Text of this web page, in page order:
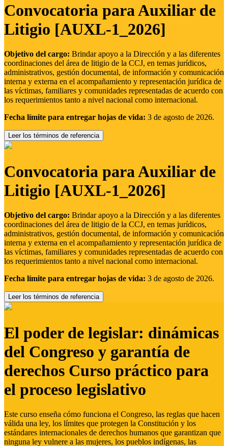
Convocatoria para Auxiliar de
Litigio [AUXL-1_2026]
Objetivo del cargo: Brindar apoyo a la Dirección y a las diferentes
coordinaciones del área de litigio de la CCJ, en temas jurídicos,
administrativos, gestión documental, de información y comunicación
interna y externa en el acompañamiento y representación jurídica de
las víctimas, familiares y comunidades representadas de acuerdo con
los requerimientos tanto a nivel nacional como internacional.
Fecha límite para entregar hojas de vida: 3 de agosto de 2026.
Leer los términos de referencia
Convocatoria para Auxiliar de
Litigio [AUXL-1_2026]
Objetivo del cargo: Brindar apoyo a la Dirección y a las diferentes
coordinaciones del área de litigio de la CCJ, en temas jurídicos,
administrativos, gestión documental, de información y comunicación
interna y externa en el acompañamiento y representación jurídica de
las víctimas, familiares y comunidades representadas de acuerdo con
los requerimientos tanto a nivel nacional como internacional.
Fecha límite para entregar hojas de vida: 3 de agosto de 2026.
Leer los términos de referencia
El poder de legislar: dinámicas
del Congreso y garantía de
derechos Curso práctico para
el proceso legislativo
Este curso enseña cómo funciona el Congreso, las reglas que hacen
válida una ley, los límites que protegen la Constitución y los
estándares internacionales de derechos humanos que garantizan que
ninguna ley vulnere a las mujeres, los pueblos indígenas, las